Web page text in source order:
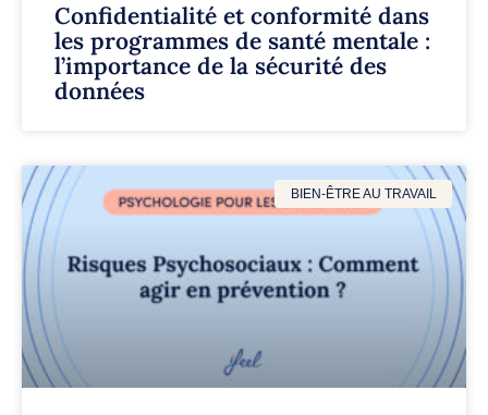
Confidentialité et conformité dans
les programmes de santé mentale :
l’importance de la sécurité des
données
BIEN-ÊTRE AU TRAVAIL